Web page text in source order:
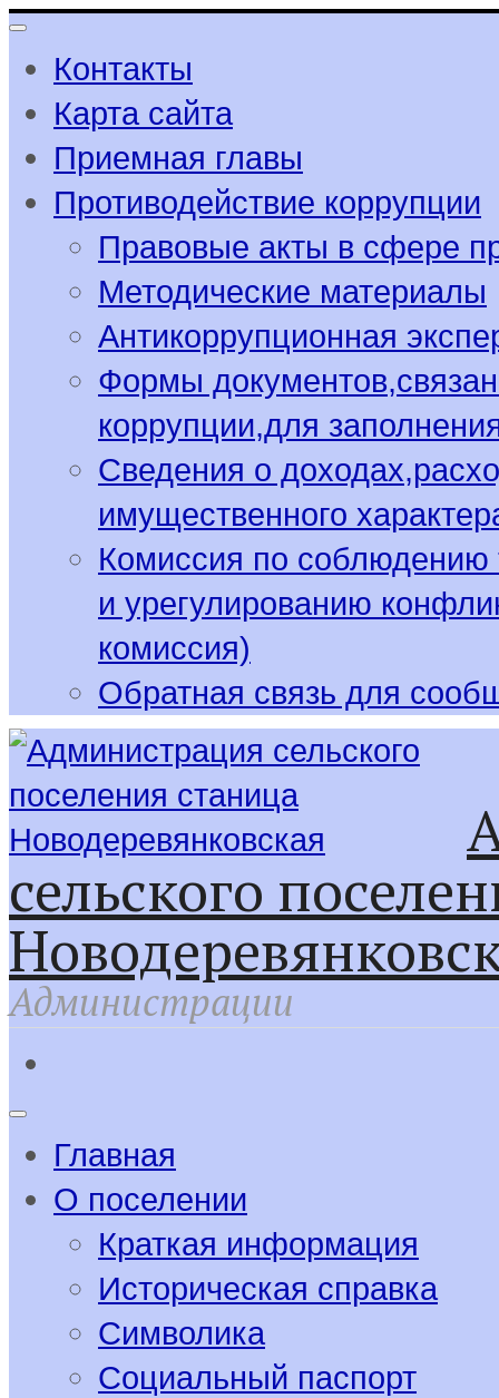
Контакты
Карта сайта
Приемная главы
Противодействие коррупции
Правовые акты в сфере
Методические материалы
Антикоррупционная
Формы
коррупции,для
Сведения о
имущественного
Комиссия по соблюдению
и урегулированию
комиссия)
Обратная связь для
сельского
Администрации
Главная
О поселении
Краткая информация
Историческая справка
Символика
Социальный паспорт